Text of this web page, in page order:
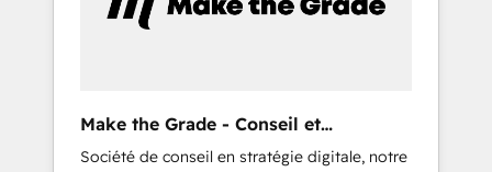
HubSpot aborde chaque projet avec un
objectifs d’entreprise. Grâce à une
méthodologie éprouvée auprès de plus de
Make the Grade - Conseil et
intégrateur HubSpot
Société de conseil en stratégie digitale, notre